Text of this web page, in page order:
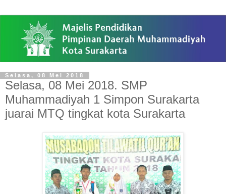
Selasa, 08 Mei 2018
Selasa, 08 Mei 2018. SMP
Muhammadiyah 1 Simpon Surakarta
juarai MTQ tingkat kota Surakarta